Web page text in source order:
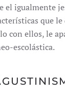
el igualmente
que
con ellos, le
escolástica.